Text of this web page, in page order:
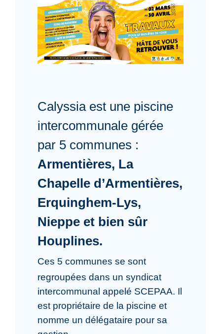
Calyssia est une piscine
intercommunale gérée
par 5 communes :
Armentières, La
Chapelle d’Armentières,
Erquinghem-Lys,
Nieppe et bien sûr
Houplines.
Ces 5 communes se sont
regroupées dans un syndicat
intercommunal appelé SCEPAA. Il
est propriétaire de la piscine et
nomme un délégataire pour sa